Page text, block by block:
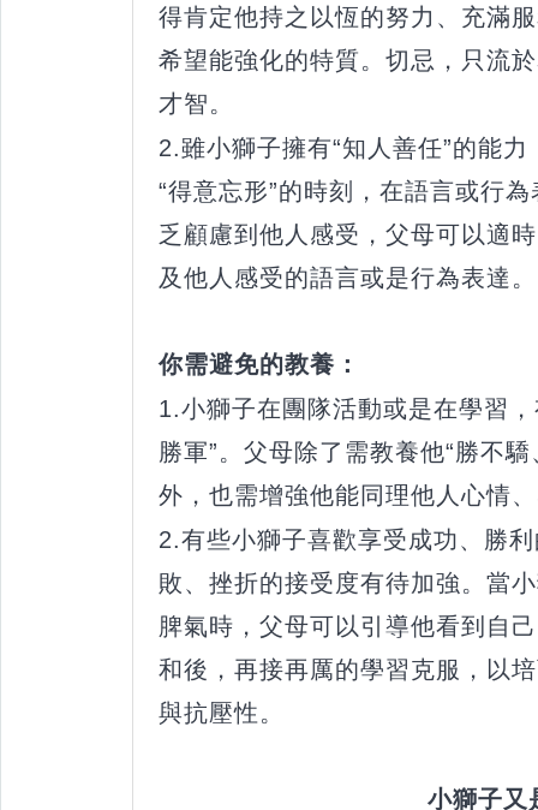
得肯定他持之以恆的努力、充滿
希望能強化的特質。切忌，只流
才智。
2.雖小獅子擁有“知人善任”的能
“得意忘形”的時刻，在語言或行
乏顧慮到他人感受，父母可以適
及他人感受的語言或是行為表達。
你需避免的教養：
1.小獅子在團隊活動或是在學習
勝軍”。父母除了需教養他“勝不
外，也需增強他能同理他人心情
2.有些小獅子喜歡享受成功、勝
敗、挫折的接受度有待加強。當
脾氣時，父母可以引導他看到自
和後，再接再厲的學習克服，以
與抗壓性。
小獅子又